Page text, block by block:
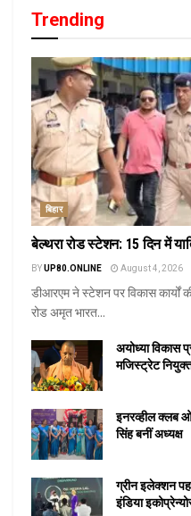
Trending
बिहार
बेल्थरा रोड स्टेशन: 15 दिन में
BYUP80.ONLINE August 4, 2026
डीआरएम ने स्टेशन पर विकास कार्यों
रोड अमृत भारत...
अयोध्या विकास
मजिस्ट्रेट
इनरव्हील क्लब
सिंह बनीं अध्यक्ष
ग्रीन इलेक्शन
इंडिया